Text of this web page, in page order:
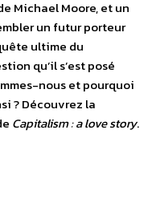
Michael Moore, et un
un futur porteur
ultime du
qu’il s’est posé
nous et pourquoi
? Découvrez la
Capitalism : a love story.